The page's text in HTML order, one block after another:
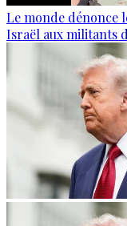
Le monde dénonce
Israël aux militants